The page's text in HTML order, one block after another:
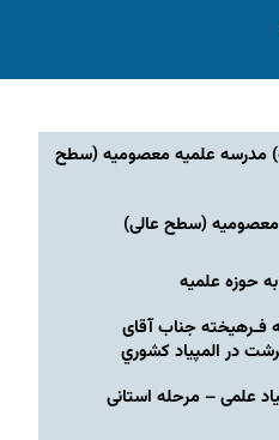
مدرسه علمیه معصومیه‌ (سطح
(سطح عالی)
حوزه علمیه
جناب آقای
در المپياد كشوري
علمی – مرحله استانی